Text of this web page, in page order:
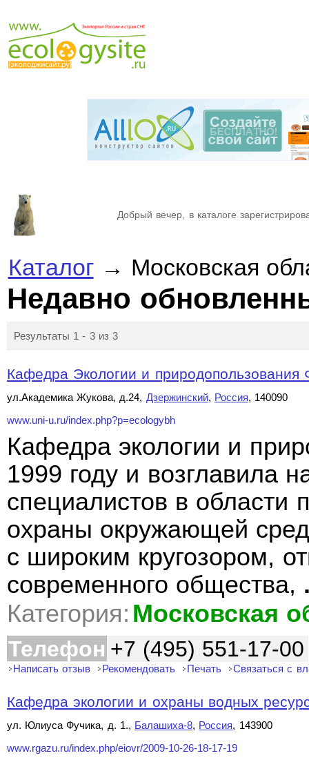
Добрый вечер, в каталоге
Каталог→ Московская
Недавно
Результаты 1 - 3 из 3
Кафедра Экологии и
ул.Академика Жукова, д.24, Дзержинский, Россия, 140090
www.uni-u.ru/index.php?p=ecologybh
Кафедра экологии и
1999 году и возглавила
специалистов в области
охраны окружающей
с широким кругозором,
современного общества,
Категория: Московская
Телефон +7 (495) 551-17-00
Написать отзыв Рекомендовать Печать Связаться с
Кафедра экологии и охраны водных
ул. Юлиуса Фучика, д. 1., Балашиха-8, Россия, 143900
www.rgazu.ru/index.php/eiovr/2009-10-26-18-17-19